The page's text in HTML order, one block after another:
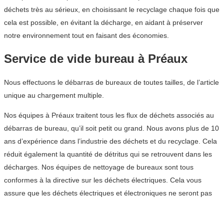
déchets très au sérieux, en choisissant le recyclage chaque fois que
cela est possible, en évitant la décharge, en aidant à préserver
notre environnement tout en faisant des économies.
Service de vide bureau à Préaux
Nous effectuons le débarras de bureaux de toutes tailles, de l’article
unique au chargement multiple.
Nos équipes à Préaux traitent tous les flux de déchets associés au
débarras de bureau, qu’il soit petit ou grand. Nous avons plus de 10
ans d’expérience dans l’industrie des déchets et du recyclage. Cela
réduit également la quantité de détritus qui se retrouvent dans les
décharges. Nos équipes de nettoyage de bureaux sont tous
conformes à la directive sur les déchets électriques. Cela vous
assure que les déchets électriques et électroniques ne seront pas